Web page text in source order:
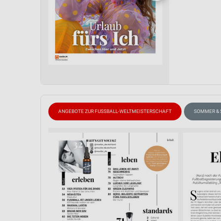
ANGEBOTE ZUR FUSSBALL-WELTMEISTERSCHAFT SOMMER &